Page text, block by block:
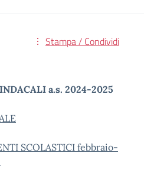
Stampa / Condividi
a.s. 2024-2025
SCOLASTICI febbraio-